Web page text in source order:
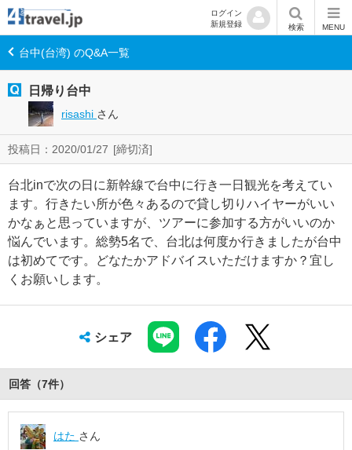
ログイン
新規登録
検索 MENU
台中(台湾) のQ&A一覧
日帰り台中
risashi さん
投稿日：2020/01/27 [締切済]
台北inで次の日に新幹線で台中に行き一日観光を考えてい
ます。行きたい所が色々あるので貸し切りハイヤーがいい
かなぁと思っていますが、ツアーに参加する方がいいのか
悩んでいます。総勢5名で、台北は何度か行きましたが台中
は初めてです。どなたかアドバイスいただけますか？宜し
くお願いします。
シェア
回答（7件）
はた さん